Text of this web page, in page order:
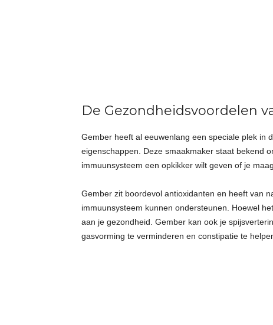
De Gezondheidsvoordelen
Gember heeft al eeuwenlang een speciale plek in
eigenschappen. Deze smaakmaker staat bekend
immuunsysteem een opkikker wilt geven of je
Gember zit boordevol antioxidanten en heeft van
immuunsysteem kunnen ondersteunen. Hoewel
aan je gezondheid. Gember kan ook je
gasvorming te verminderen en constipatie te